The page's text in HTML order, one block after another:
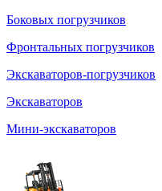
Боковых погрузчиков
Фронтальных погрузчиков
Экскаваторов-погрузчиков
Экскаваторов
Мини-экскаваторов